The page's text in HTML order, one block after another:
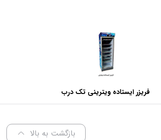
فریزر ایستاده ویترینی تک درب
عرض 70 سانتی متر
بازگشت به بالا